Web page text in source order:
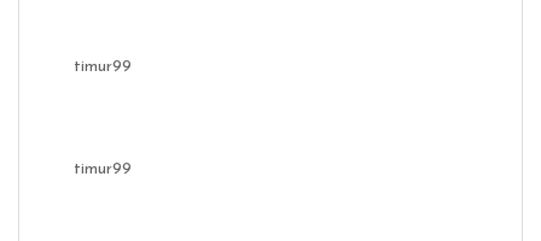
timur99
timur99